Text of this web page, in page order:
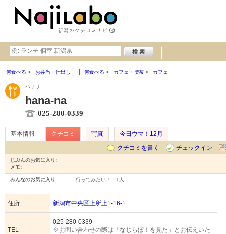
何食べる お弁当・仕出し 何食べる カフェ・喫茶 カフェ
ハナナ
hana-na
025-280-0339
基本情報 クチコミ 写真
今日ウマ！12月
クチコミを書く
チェックイン
じぶんのお気に入り:
メモ:
みんなのお気に入り: 行ってみたい！… 1人
住所 新潟市中央区上所上1-16-1
TEL
025-280-0339
※お問い合わせの際は「なじらぼ！を見た」とお伝えいた